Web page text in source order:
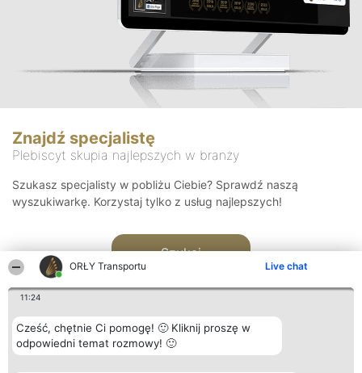
ORŁY Transportu Live chat
11:24
Cześć, chętnie Ci pomogę! 🙂 Kliknij proszę w
odpowiedni temat rozmowy! 🙂
Znajdź specjalistę
Plebiscyt skupia najlepszych w branży
Szukasz specjalisty w pobliżu Ciebie? Sprawdź naszą
wyszukiwarkę. Korzystaj tylko z usług najlepszych!
Szukaj